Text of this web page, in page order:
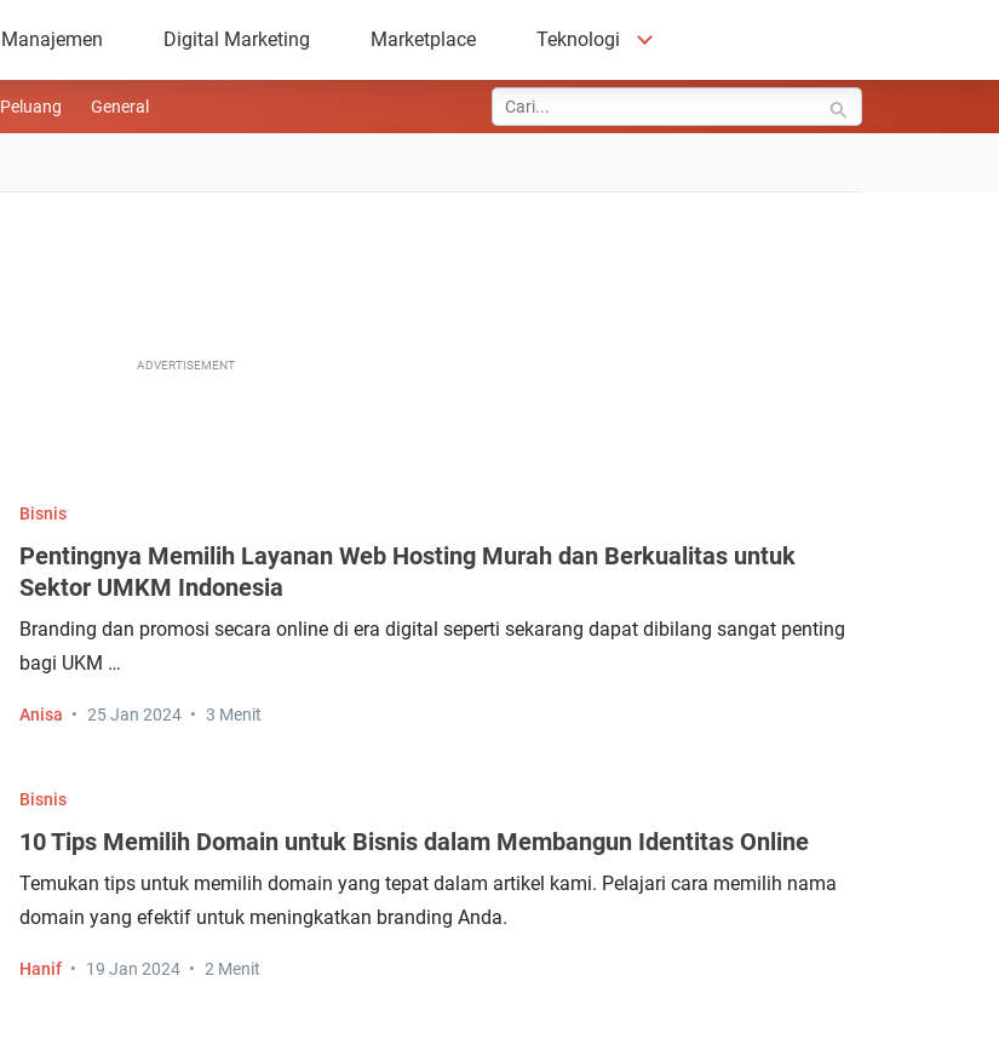
Manajemen Digital Marketing Marketplace Teknologi
Peluang General
ADVERTISEMENT
Bisnis
Pentingnya Memilih Layanan Web Hosting Murah dan Berkualitas untuk
Sektor UMKM Indonesia
Branding dan promosi secara online di era digital seperti sekarang dapat dibilang sangat penting
bagi UKM …
Anisa 25 Jan 2024 3 Menit
Bisnis
10 Tips Memilih Domain untuk Bisnis dalam Membangun Identitas Online
Temukan tips untuk memilih domain yang tepat dalam artikel kami. Pelajari cara memilih nama
domain yang efektif untuk meningkatkan branding Anda.
Hanif 19 Jan 2024 2 Menit